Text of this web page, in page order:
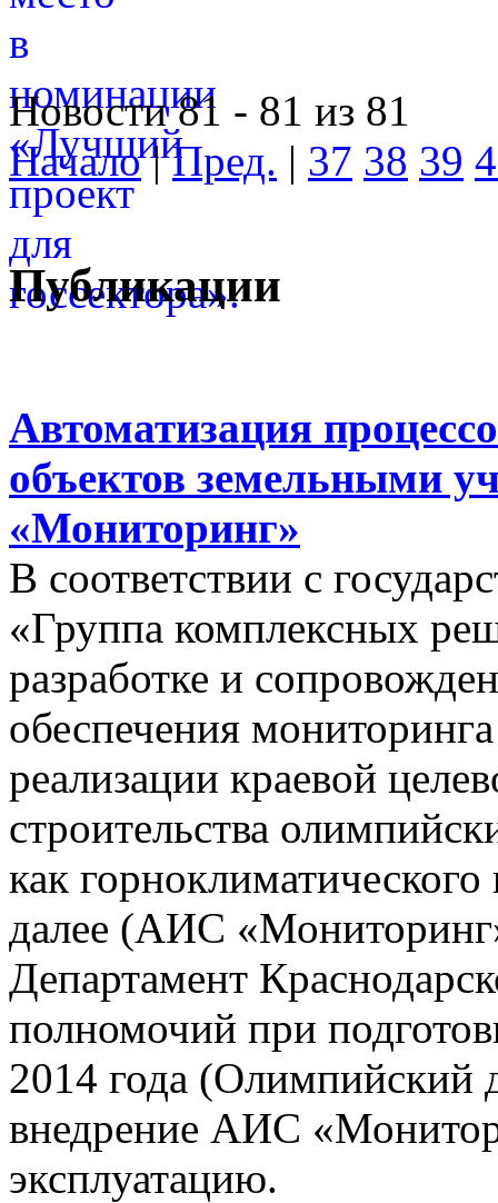
Новости 81 - 81 из 81
Начало|Пред. | 37 38 39
Публикации
Автоматизация
объектов земельными
«Мониторинг»
В соответствии с
«Группа комплексных
разработке и
обеспечения
реализации краевой
строительства
как
далее (АИС
Департамент
полномочий при
2014 года (Олимпийский
внедрение АИС
эксплуатацию.